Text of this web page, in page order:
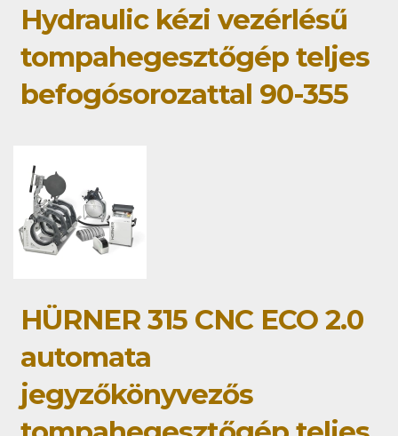
Hydraulic kézi vezérlésű
tompahegesztőgép teljes
befogósorozattal 90-355
HÜRNER 315 CNC ECO 2.0
automata
jegyzőkönyvezős